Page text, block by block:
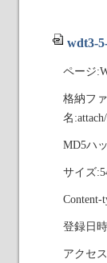
wdt3-
ページ
格納フ
名
MD5ハ
サイズ
Content-
登録日
アクセ